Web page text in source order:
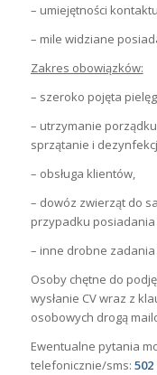
– umiejętności
– mile widziane
Zakres obowiązków:
– szeroko pojęta
– utrzymanie
sprzątanie i
– obsługa klientów,
– dowóz zwierząt do
przypadku
– inne drobne zadania
Osoby chętne do
wysłanie CV wraz z
osobowych drogą
Ewentualne pytania
telefonicznie/sms: 502